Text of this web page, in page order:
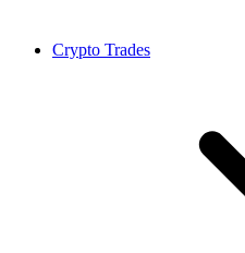
Crypto Trades